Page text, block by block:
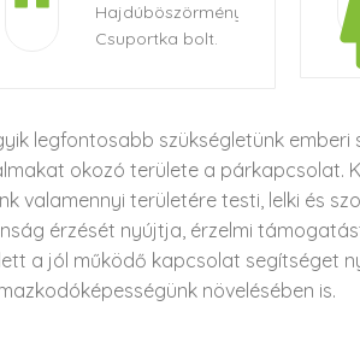
Hajdúböszörmény,
Csuportka bolt.
legfontosabb szükségletünk
okozó területe a párkapcsolat.
valamennyi területére testi, lelki és
érzését nyújtja, érzelmi
a jól működő kapcsolat segítséget
növelésében is.